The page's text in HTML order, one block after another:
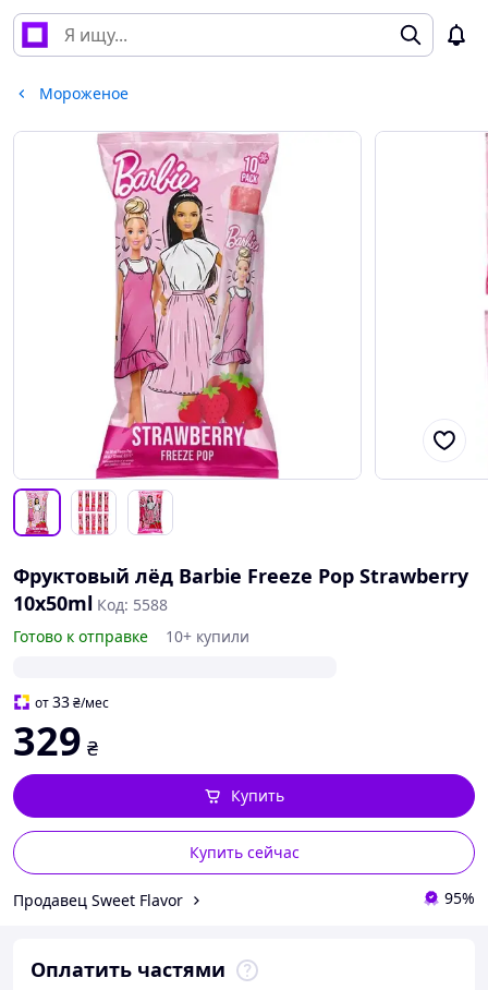
Мороженое
Фруктовый лёд Barbie Freeze Pop Strawberry
10x50ml Код: 5588
Готово к отправке
10+ купили
от33₴/мес
329 ₴
Купить сейчас
Купить
Продавец Sweet Flavor 95%
Оплатить частями